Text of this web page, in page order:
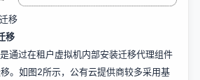
移
移
通过在租户虚拟机内部安装迁移代理组件
。如图2所示，公有云提供商较多采用基